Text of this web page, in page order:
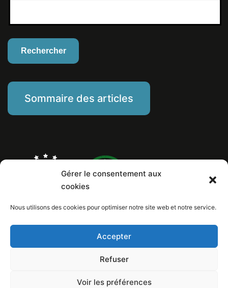
Gérer le consentement aux
cookies
Nous utilisons des cookies pour optimiser notre site web et notre service.
Accepter
Refuser
Voir les préférences
Sommaire des articles
Mentions Légales
Politique de cookies
Numéro de Siret: 799 260 146 00029
Copyright © 2026 Au poil dans mes pattes! / Design et conception internet: